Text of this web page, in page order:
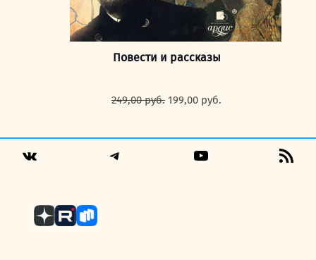
Повести и рассказы
249,00руб. Первоначальная
249,00 руб..
199,00 руб.